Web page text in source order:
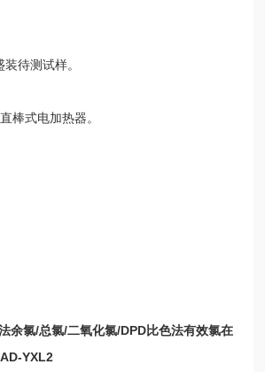
装待测试样。
直棒式电加热器。
余氯/总氯/二氧化氯/DPD比色法有效氯在
YXL2